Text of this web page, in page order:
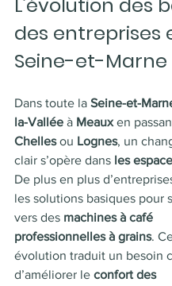
L’évolution des
des entreprises
Seine-et-Marne
Dans toute la Seine-et-
la-Vallée à Meaux en
Chelles ou Lognes, un
clair s’opère dans les
De plus en plus
les solutions basiques pour
vers des machines à café
professionnelles à grains.
évolution traduit un besoin
d’améliorer le confort des